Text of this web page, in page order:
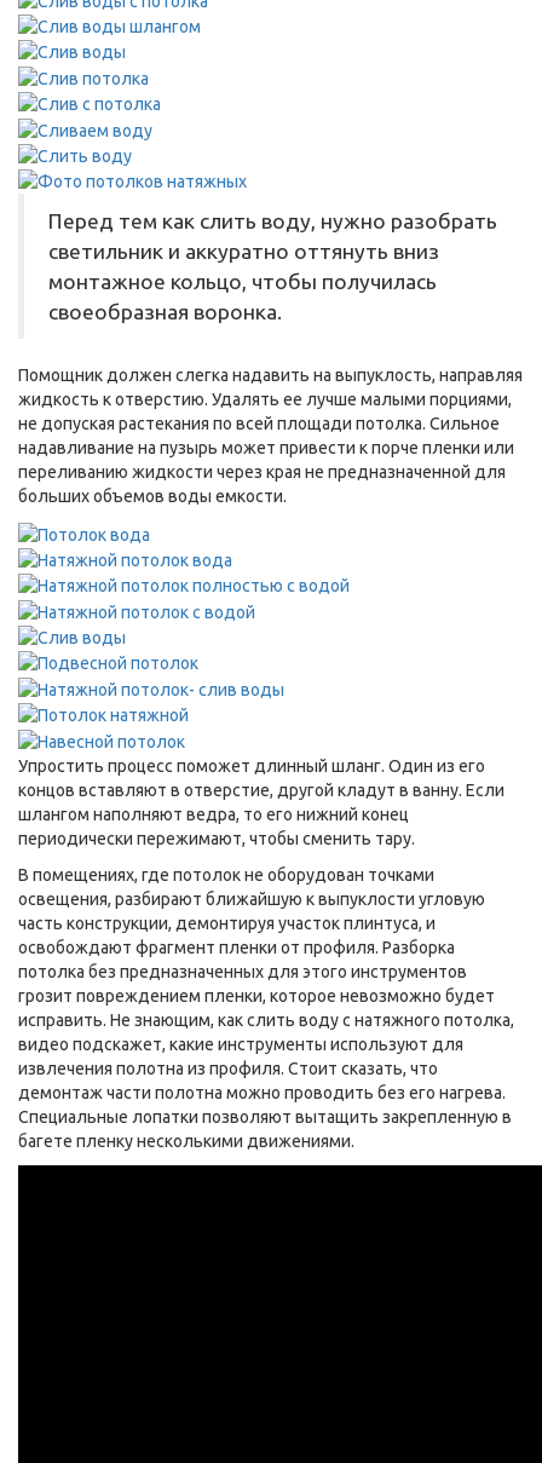
Перед тем как слить воду, нужно разобрать
светильник и аккуратно оттянуть вниз
монтажное кольцо, чтобы получилась
своеобразная воронка.
Помощник должен слегка надавить на выпуклость, направляя
жидкость к отверстию. Удалять ее лучше малыми порциями,
не допуская растекания по всей площади потолка. Сильное
надавливание на пузырь может привести к порче пленки или
переливанию жидкости через края не предназначенной для
больших объемов воды емкости.
Упростить процесс поможет длинный шланг. Один из его
концов вставляют в отверстие, другой кладут в ванну. Если
шлангом наполняют ведра, то его нижний конец
периодически пережимают, чтобы сменить тару.
В помещениях, где потолок не оборудован точками
освещения, разбирают ближайшую к выпуклости угловую
часть конструкции, демонтируя участок плинтуса, и
освобождают фрагмент пленки от профиля. Разборка
потолка без предназначенных для этого инструментов
грозит повреждением пленки, которое невозможно будет
исправить. Не знающим, как слить воду с натяжного потолка,
видео подскажет, какие инструменты используют для
извлечения полотна из профиля. Стоит сказать, что
демонтаж части полотна можно проводить без его нагрева.
Специальные лопатки позволяют вытащить закрепленную в
багете пленку несколькими движениями.